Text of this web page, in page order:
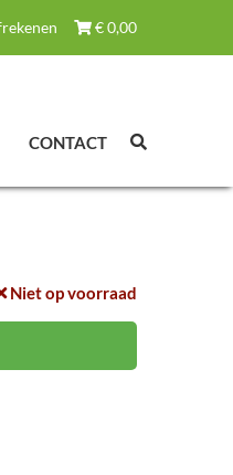
€0,00
CONTACT
Niet op voorraad